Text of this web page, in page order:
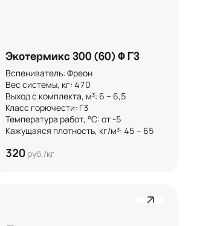
Экотермикс 300 (60) Ф Г3
Вспениватель: Фреон
Вес системы, кг: 470
Выход с комплекта, м³: 6 – 6,5
Класс горючести: Г3
Температура работ, °C: от -5
Кажущаяся плотность, кг/м³: 45 – 65
320 руб./кг